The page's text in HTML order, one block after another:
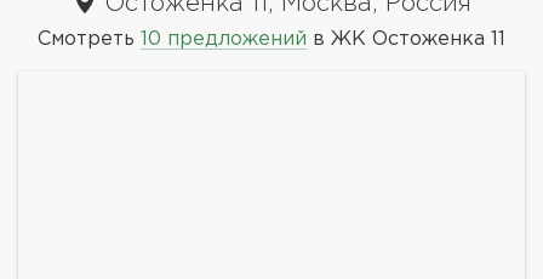
Смотреть 10 предложений в ЖК Остоженка 11